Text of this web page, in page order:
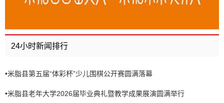
24小时新闻排行
•米脂县第五届“体彩杯”少儿围棋公开赛圆满落幕
•米脂县老年大学2026届毕业典礼暨教学成果展演圆满举行